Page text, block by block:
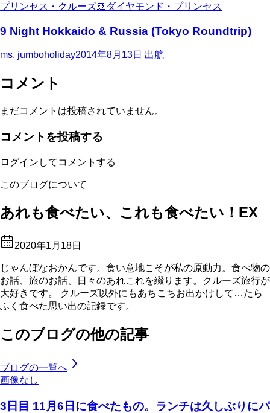
プリンセス・クルーズ🚢 ダイヤモンド・プリンセス
9 Night Hokkaido & Russia (Tokyo Roundtrip)
ms. jumboholiday2014年8月13日 出航
コメント
まだコメントは投稿されていません。
コメントを投稿する
ログインしてコメントする
このブログについて
あれも食べたい、これも食べたい！EX
2020年1月18日
じゃんぼなおかんです。食い意地こそが私の原動力。食べ物の
お話、旅のお話、日々のあれこれを綴ります。クルーズ旅行が
大好きです。 クルーズ以外にもあちこちお出かけして…たら
ふく食べた思い出の記録です。
このブログの他の記事
ブログの一覧へ
画像なし
3日目 11月6日に食べたもの。ランチは久しぶりにパ